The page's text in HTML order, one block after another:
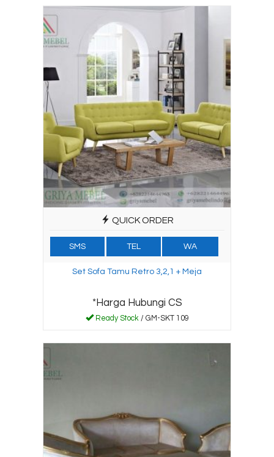
QUICK ORDER
SMS TEL WA
Set Sofa Tamu Retro 3,2,1 + Meja
*Harga Hubungi CS
Ready Stock/ GM-SKT 109